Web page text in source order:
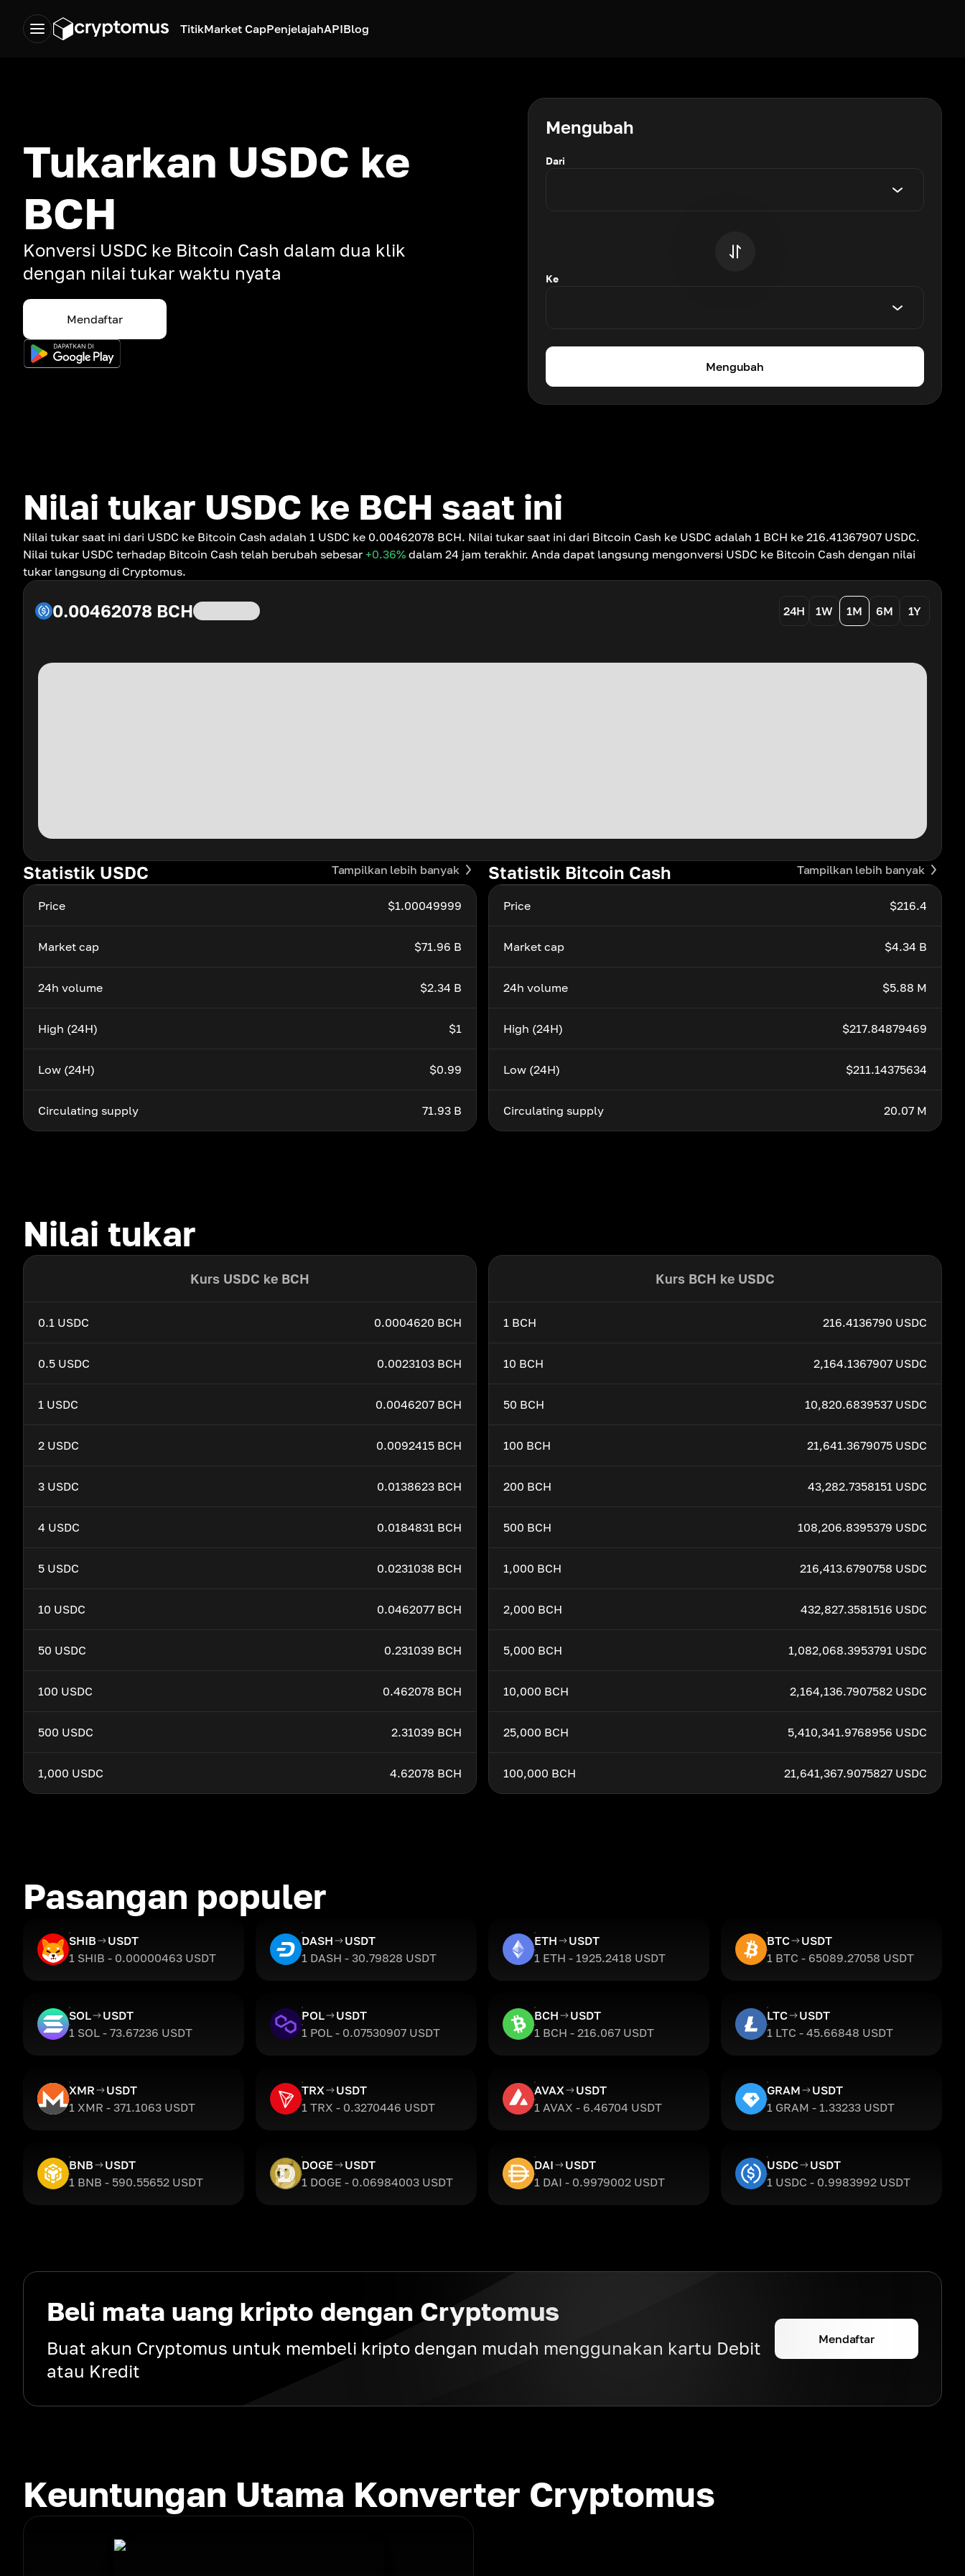
TitikMarket CapPenjelajahAPIBlog
Tukarkan USDC ke
BCH
Konversi USDC ke Bitcoin Cash dalam dua klik
dengan nilai tukar waktu nyata
Mendaftar
Mengubah
Dari
Ke
Mengubah
Nilai tukar USDC ke BCH saat ini
Nilai tukar saat ini dari USDC ke Bitcoin Cash adalah 1 USDC ke 0.00462078 BCH. Nilai tukar saat ini dari Bitcoin Cash ke USDC adalah 1 BCH ke 216.41367907 USDC.
Nilai tukar USDC terhadap Bitcoin Cash telah berubah sebesar +0.36% dalam 24 jam terakhir. Anda dapat langsung mengonversi USDC ke Bitcoin Cash dengan nilai
tukar langsung di Cryptomus.
0.00462078 BCH 24H 1W 1M 6M 1Y
Statistik USDC Tampilkan lebih banyak
Price $1.00049999
Market cap $71.96 B
24h volume $2.34 B
High (24H) $1
Low (24H) $0.99
Circulating supply 71.93 B
Statistik Bitcoin Cash Tampilkan lebih banyak
Price $216.4
Market cap $4.34 B
24h volume $5.88 M
High (24H) $217.84879469
Low (24H) $211.14375634
Circulating supply 20.07 M
Nilai tukar
Kurs USDC ke BCH
0.1 USDC 0.0004620 BCH
0.5 USDC 0.0023103 BCH
1 USDC 0.0046207 BCH
2 USDC 0.0092415 BCH
3 USDC 0.0138623 BCH
4 USDC 0.0184831 BCH
5 USDC 0.0231038 BCH
10 USDC 0.0462077 BCH
50 USDC 0.231039 BCH
100 USDC 0.462078 BCH
500 USDC 2.31039 BCH
1,000 USDC 4.62078 BCH
Kurs BCH ke USDC
1 BCH 216.4136790 USDC
10 BCH 2,164.1367907 USDC
50 BCH 10,820.6839537 USDC
100 BCH 21,641.3679075 USDC
200 BCH 43,282.7358151 USDC
500 BCH 108,206.8395379 USDC
1,000 BCH 216,413.6790758 USDC
2,000 BCH 432,827.3581516 USDC
5,000 BCH 1,082,068.3953791 USDC
10,000 BCH 2,164,136.7907582 USDC
25,000 BCH 5,410,341.9768956 USDC
100,000 BCH 21,641,367.9075827 USDC
Pasangan populer
SHIB
USDT
1 SHIB - 0.00000463 USDT
DASH
USDT
1 DASH - 30.79828 USDT
ETH
USDT
1 ETH - 1925.2418 USDT
BTC
USDT
1 BTC - 65089.27058 USDT
SOL
USDT
1 SOL - 73.67236 USDT
POL
USDT
1 POL - 0.07530907 USDT
BCH
USDT
1 BCH - 216.067 USDT
LTC
USDT
1 LTC - 45.66848 USDT
XMR
USDT
1 XMR - 371.1063 USDT
TRX
USDT
1 TRX - 0.3270446 USDT
AVAX
USDT
1 AVAX - 6.46704 USDT
GRAM
USDT
1 GRAM - 1.33233 USDT
BNB
USDT
1 BNB - 590.55652 USDT
DOGE
USDT
1 DOGE - 0.06984003 USDT
DAI
USDT
1 DAI - 0.9979002 USDT
USDC
USDT
1 USDC - 0.9983992 USDT
Beli mata uang kripto dengan Cryptomus
Buat akun Cryptomus untuk membeli kripto dengan mudah menggunakan kartu Debit
atau Kredit
Mendaftar
Keuntungan Utama Konverter Cryptomus